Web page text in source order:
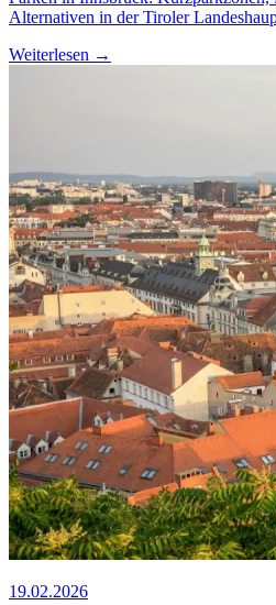
Alternativen in der Tiroler
Weiterlesen →
19.02.2026